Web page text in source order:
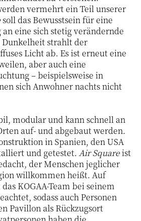
vermehrt ein Teil unserer
soll das Bewusstsein für eine
eine sich stetig verändernde
strahlt der
Licht ab. Es ist erneut eine
aber auch eine
– beispielsweise in
sich Anwohner nachts nicht
modular und kann schnell an
auf- und abgebaut werden.
in Spanien, den USA
und getestet. Air Squareist
der Menschen jeglicher
willkommen heißt. Auf
KOGAA-Team bei seinem
sodass auch Personen
Pavillon als Rückzugsort